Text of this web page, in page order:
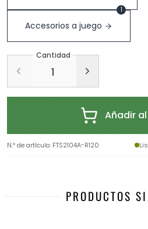
Accesorios a juego
1
Cantidad
Añadir
N.º de artículo: FTS2104A-R120
PRODUCTOS